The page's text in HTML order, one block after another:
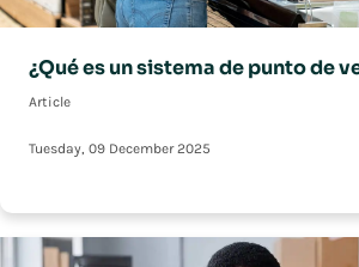
¿Qué es un sistema de punto de
Article
Tuesday, 09 December 2025